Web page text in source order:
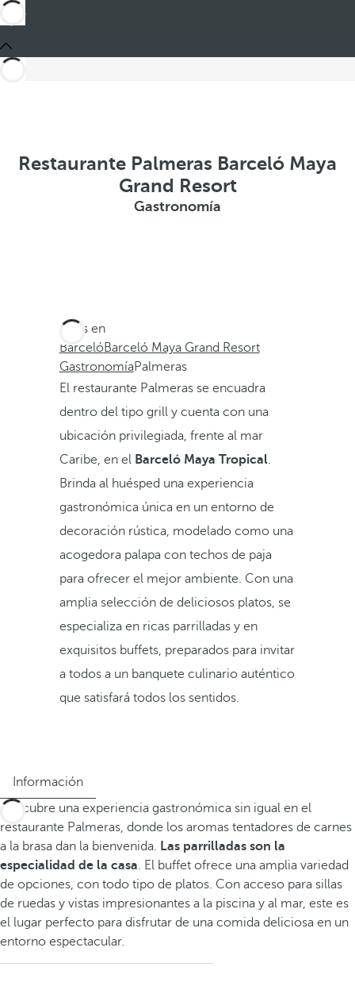
Restaurante Palmeras Barceló Maya
Grand Resort
Gastronomía
Estás en
BarcelóBarceló Maya Grand Resort
GastronomíaPalmeras
El restaurante Palmeras se encuadra
dentro del tipo grill y cuenta con una
ubicación privilegiada, frente al mar
Caribe, en el Barceló Maya Tropical.
Brinda al huésped una experiencia
gastronómica única en un entorno de
decoración rústica, modelado como una
acogedora palapa con techos de paja
para ofrecer el mejor ambiente. Con una
amplia selección de deliciosos platos, se
especializa en ricas parrilladas y en
exquisitos buffets, preparados para invitar
a todos a un banquete culinario auténtico
que satisfará todos los sentidos.
Información
Descubre una experiencia gastronómica sin igual en el
restaurante Palmeras, donde los aromas tentadores de carnes
a la brasa dan la bienvenida. Las parrilladas son la
especialidad de la casa. El buffet ofrece una amplia variedad
de opciones, con todo tipo de platos. Con acceso para sillas
de ruedas y vistas impresionantes a la piscina y al mar, este es
el lugar perfecto para disfrutar de una comida deliciosa en un
entorno espectacular.